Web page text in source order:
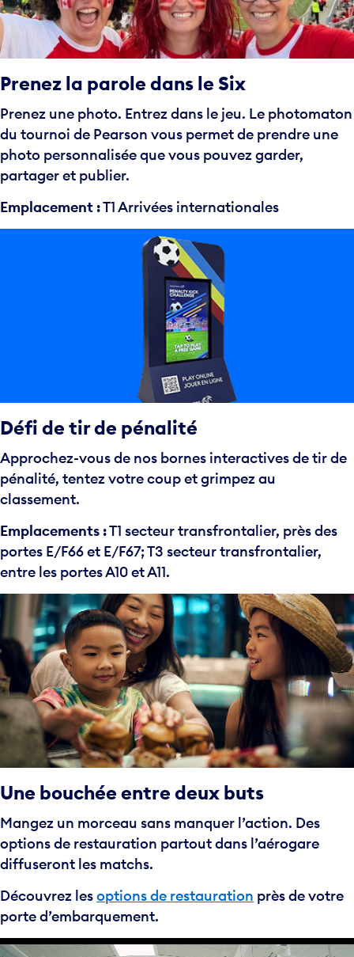
Prenez la parole dans le Six
Prenez une photo. Entrez dans le jeu. Le photomaton
du tournoi de Pearson vous permet de prendre une
photo personnalisée que vous pouvez garder,
partager et publier.
Emplacement :T1 Arrivées internationales
Défi de tir de pénalité
Approchez-vous de nos bornes interactives de tir de
pénalité, tentez votre coup et grimpez au
classement.
Emplacements :T1 secteur transfrontalier, près des
portes E/F66 et E/F67; T3 secteur transfrontalier,
entre les portes A10 et A11.
Une bouchée entre deux buts
Mangez un morceau sans manquer l’action. Des
options de restauration partout dans l’aérogare
diffuseront les matchs.
Découvrez lesoptions de restauration près de votre
porte d’embarquement.